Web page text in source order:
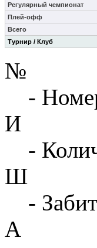
Турнир / Клуб
Регулярный чемпионат
Плей-офф
Всего
№
-
И
-
Ш
-
А